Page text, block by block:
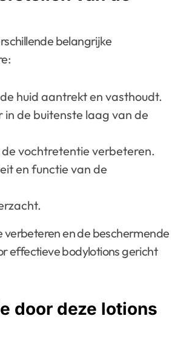
belangrijke
huid aantrekt en vasthoudt.
de buitenste laag van de
vochtretentie verbeteren.
en functie van de
en de beschermende
effectieve bodylotions gericht
door deze lotions